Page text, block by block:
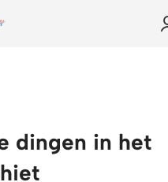
dingen in het